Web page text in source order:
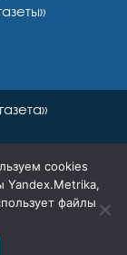
cookies
Yandex.Metrika,
файлы